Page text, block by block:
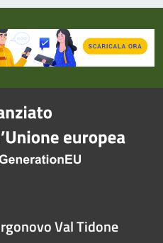
Val Tidone